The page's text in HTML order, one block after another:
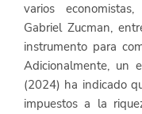
varios
Gabriel Zucman,
instrumento para
Adicionalmente, un
(2024) ha indicado
impuestos a la